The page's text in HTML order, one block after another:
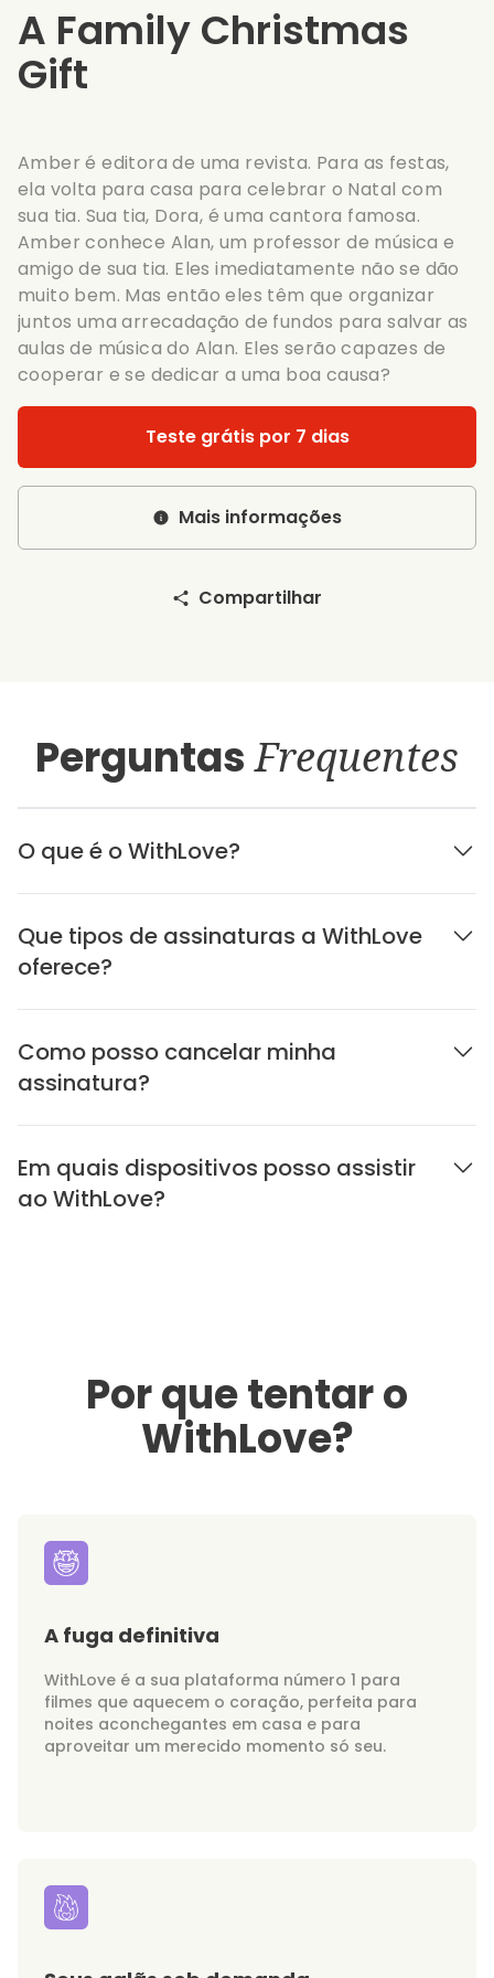
A Family Christmas
Gift
Amber é editora de uma revista. Para as festas,
ela volta para casa para celebrar o Natal com
sua tia. Sua tia, Dora, é uma cantora famosa.
Amber conhece Alan, um professor de música e
amigo de sua tia. Eles imediatamente não se dão
muito bem. Mas então eles têm que organizar
juntos uma arrecadação de fundos para salvar as
aulas de música do Alan. Eles serão capazes de
cooperar e se dedicar a uma boa causa?
Teste grátis por 7 dias
Mais informações
Compartilhar
PerguntasFrequentes
O que é o WithLove?
Que tipos de assinaturas a WithLove
oferece?
Como posso cancelar minha
assinatura?
Em quais dispositivos posso assistir
ao WithLove?
Por que tentar o
WithLove?
A fuga definitiva
WithLove é a sua plataforma número 1 para
filmes que aquecem o coração, perfeita para
noites aconchegantes em casa e para
aproveitar um merecido momento só seu.